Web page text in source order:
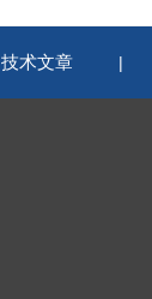
技术文章 |